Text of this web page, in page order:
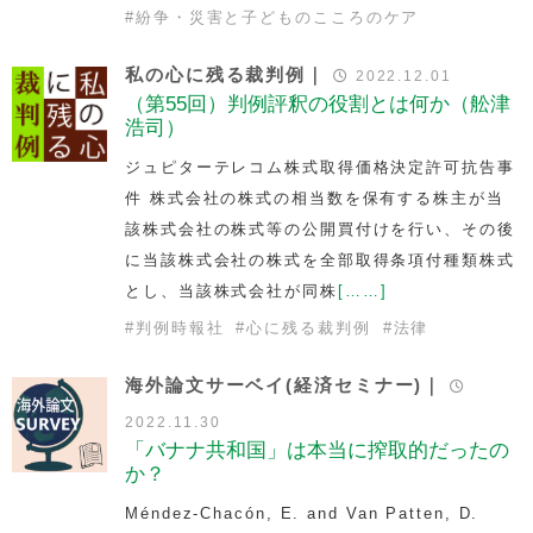
#紛争・災害と子どものこころのケア
私の心に残る裁判例｜ 2022.12.01
（第55回）判例評釈の役割とは何か（舩津
浩司）
ジュピターテレコム株式取得価格決定許可抗告事
件 株式会社の株式の相当数を保有する株主が当
該株式会社の株式等の公開買付けを行い、その後
に当該株式会社の株式を全部取得条項付種類株式
とし、当該株式会社が同株 [……]
# 判例時報社 #心に残る裁判例 #法律
海外論文サーベイ(経済セミナー)｜
2022.11.30
「バナナ共和国」は本当に搾取的だったの
か？
Méndez-Chacón, E. and Van Patten, D.